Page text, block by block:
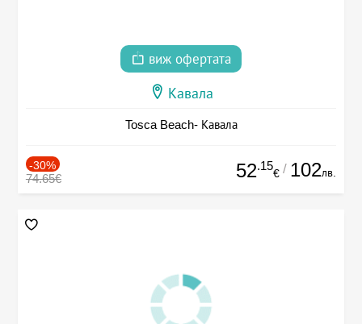
виж офертата
Кавала
Tosca Beach- Кавала
-30%
74.65€ 52.15
€ / 102лв.